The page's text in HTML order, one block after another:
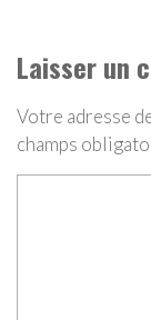
Laisser un
Votre adresse
champs